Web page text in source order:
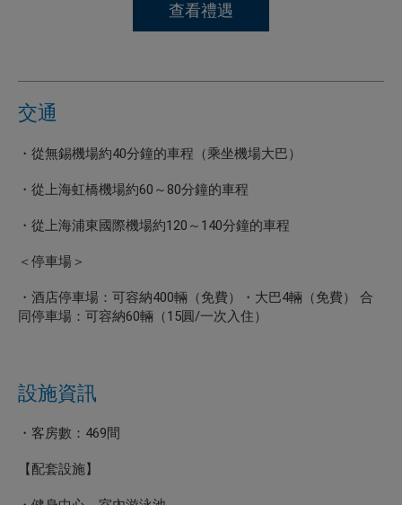
查看禮遇
交通
・從無錫機場約40分鐘的車程（乘坐機場大巴）
・從上海虹橋機場約60～80分鐘的車程
・從上海浦東國際機場約120～140分鐘的車程
＜停車場＞
・酒店停車場：可容納400輛（免費）・大巴4輛（免費） 合
同停車場：可容納60輛（15圓/一次入住）
設施資訊
・客房數：469間
【配套設施】